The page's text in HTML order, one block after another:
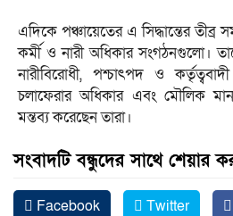
এদিকে পঞ্চায়েতের এ সিদ্ধান্তের
কর্মী ও নারী অধিকার সংগঠনগুলো।
নারীবিরোধী, পশ্চাৎপদ ও
চলাফেরার অধিকার এবং মৌলিক
মন্তব্য করেছেন তারা।
সংবাদটি বন্ধুদের সাথে শেয়ার
Facebook Twitter